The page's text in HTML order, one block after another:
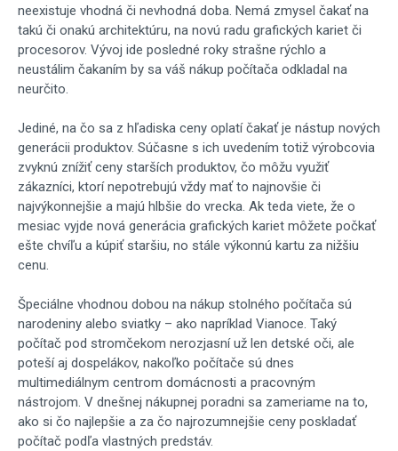
neexistuje vhodná či nevhodná doba. Nemá zmysel čakať na
takú či onakú architektúru, na novú radu grafických kariet či
procesorov. Vývoj ide posledné roky strašne rýchlo a
neustálim čakaním by sa váš nákup počítača odkladal na
neurčito.
Jediné, na čo sa z hľadiska ceny oplatí čakať je nástup nových
generácii produktov. Súčasne s ich uvedením totiž výrobcovia
zvyknú znížiť ceny starších produktov, čo môžu využiť
zákazníci, ktorí nepotrebujú vždy mať to najnovšie či
najvýkonnejšie a majú hlbšie do vrecka. Ak teda viete, že o
mesiac vyjde nová generácia grafických kariet môžete počkať
ešte chvíľu a kúpiť staršiu, no stále výkonnú kartu za nižšiu
cenu.
Špeciálne vhodnou dobou na nákup stolného počítača sú
narodeniny alebo sviatky – ako napríklad Vianoce. Taký
počítač pod stromčekom nerozjasní už len detské oči, ale
poteší aj dospelákov, nakoľko počítače sú dnes
multimediálnym centrom domácnosti a pracovným
nástrojom. V dnešnej nákupnej poradni sa zameriame na to,
ako si čo najlepšie a za čo najrozumnejšie ceny poskladať
počítač podľa vlastných predstáv.